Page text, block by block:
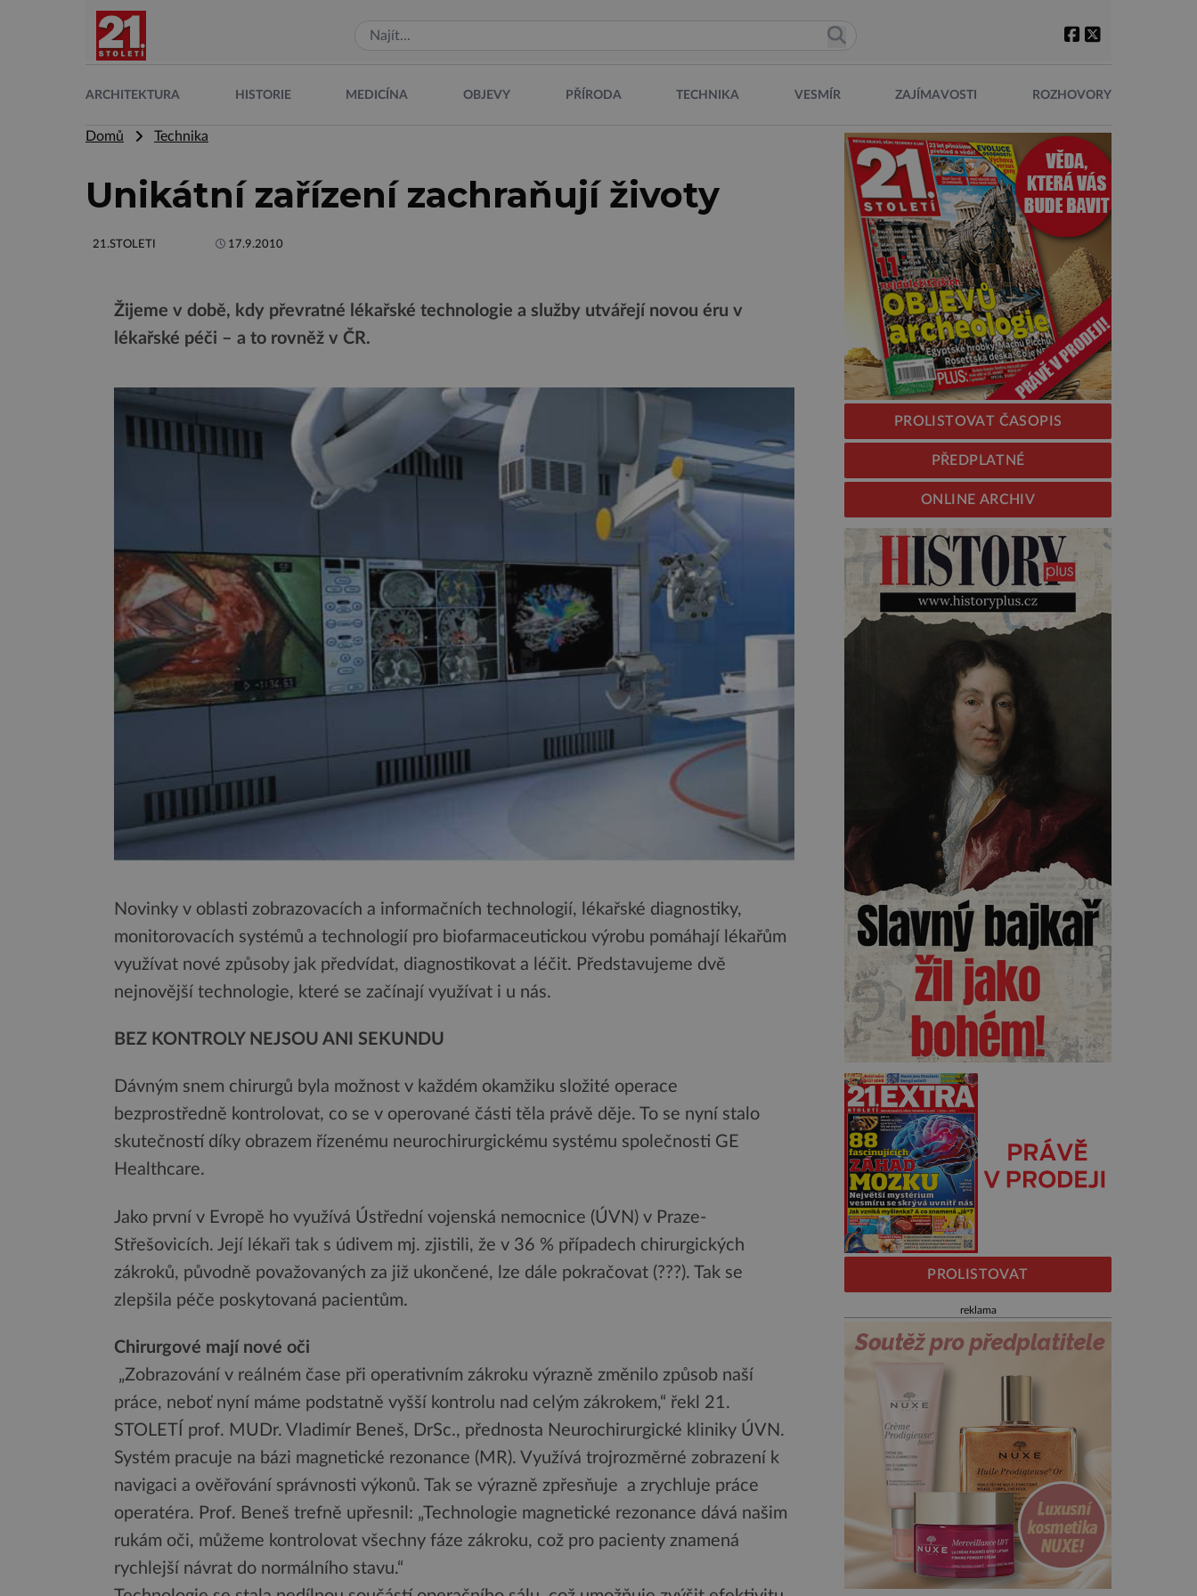
ARCHITEKTURA HISTORIE MEDICÍNA OBJEVY PŘÍRODA TECHNIKA VESMÍR ZAJÍMAVOSTI ROZHOVORY
Domů Technika
Unikátní zařízení zachraňují životy
21.STOLETI 17.9.2010
Žijeme v době, kdy převratné lékařské technologie a služby utvářejí novou éru v
lékařské péči – a to rovněž v ČR.
Novinky v oblasti zobrazovacích a informačních technologií, lékařské diagnostiky,
monitorovacích systémů a technologií pro biofarmaceutickou výrobu pomáhají lékařům
využívat nové způsoby jak předvídat, diagnostikovat a léčit. Představujeme dvě
nejnovější technologie, které se začínají využívat i u nás.
BEZ KONTROLY NEJSOU ANI SEKUNDU
Dávným snem chirurgů byla možnost v každém okamžiku složité operace
bezprostředně kontrolovat, co se v operované části těla právě děje. To se nyní stalo
skutečností díky obrazem řízenému neurochirurgickému systému společnosti GE
Healthcare.
Jako první v Evropě ho využívá Ústřední vojenská nemocnice (ÚVN) v Praze-
Střešovicích. Její lékaři tak s údivem mj. zjistili, že v 36 % případech chirurgických
zákroků, původně považovaných za již ukončené, lze dále pokračovat (???). Tak se
zlepšila péče poskytovaná pacientům.
Chirurgové mají nové oči
„Zobrazování v reálném čase při operativním zákroku výrazně změnilo způsob naší
práce, neboť nyní máme podstatně vyšší kontrolu nad celým zákrokem,“ řekl 21.
STOLETÍ prof. MUDr. Vladimír Beneš, DrSc., přednosta Neurochirurgické kliniky ÚVN.
Systém pracuje na bázi magnetické rezonance (MR). Využívá trojrozměrné zobrazení k
navigaci a ověřování správnosti výkonů. Tak se výrazně zpřesňuje a zrychluje práce
operatéra. Prof. Beneš trefně upřesnil: „Technologie magnetické rezonance dává našim
rukám oči, můžeme kontrolovat všechny fáze zákroku, což pro pacienty znamená
rychlejší návrat do normálního stavu.“
PROLISTOVAT ČASOPIS
PŘEDPLATNÉ
ONLINE ARCHIV
PROLISTOVAT
reklama